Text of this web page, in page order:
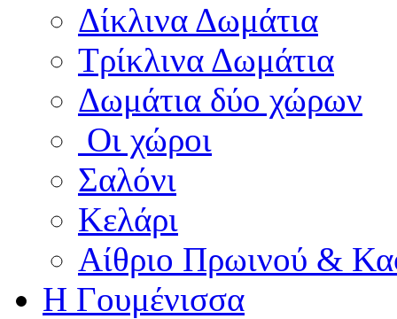
Δίκλινα Δωμάτια
Τρίκλινα Δωμάτια
Δωμάτια δύο χώρων
Οι χώροι
Σαλόνι
Κελάρι
Αίθριο Πρωινού &
Η Γουμένισσα